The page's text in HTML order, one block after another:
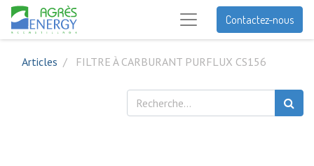
Contactez-nous
Articles FILTRE À CARBURANT PURFLUX CS156